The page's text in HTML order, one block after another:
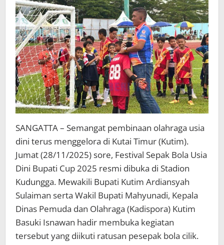
SANGATTA – Semangat pembinaan olahraga usia
dini terus menggelora di Kutai Timur (Kutim).
Jumat (28/11/2025) sore, Festival Sepak Bola Usia
Dini Bupati Cup 2025 resmi dibuka di Stadion
Kudungga. Mewakili Bupati Kutim Ardiansyah
Sulaiman serta Wakil Bupati Mahyunadi, Kepala
Dinas Pemuda dan Olahraga (Kadispora) Kutim
Basuki Isnawan hadir membuka kegiatan
tersebut yang diikuti ratusan pesepak bola cilik.